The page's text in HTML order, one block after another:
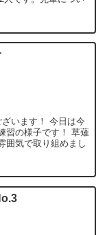
います！ 今日は今
習の様子です！ 草薙
囲気で取り組めまし